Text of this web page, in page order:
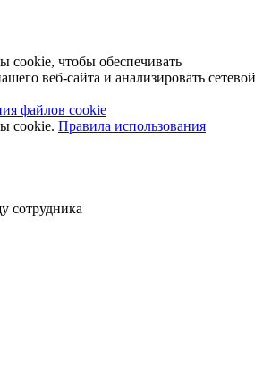
cookie, чтобы обеспечивать
веб-сайта и анализировать сетевой
файлов cookie
cookie. Правила использования
сотрудника